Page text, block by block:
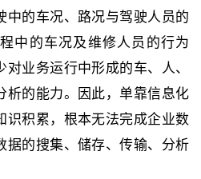
中的车况、路况与驾驶人员的
中的车况及维修人员的行为
业务运行中形成的车、人、
析的能力。因此，单靠信息化
识积累，根本无法完成企业数
据的搜集、储存、传输、分析